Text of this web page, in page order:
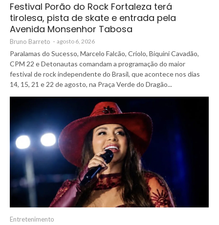
Festival Porão do Rock Fortaleza terá
tirolesa, pista de skate e entrada pela
Avenida Monsenhor Tabosa
Bruno Barreto - agosto 6, 2026
Paralamas do Sucesso, Marcelo Falcão, Criolo, Biquini Cavadão,
CPM 22 e Detonautas comandam a programação do maior
festival de rock independente do Brasil, que acontece nos dias
14, 15, 21 e 22 de agosto, na Praça Verde do Dragão...
Entretenimento